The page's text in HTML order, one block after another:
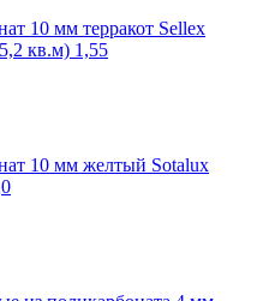
10 мм терракот Sellex
кв.м) 1,55
10 мм желтый Sotalux